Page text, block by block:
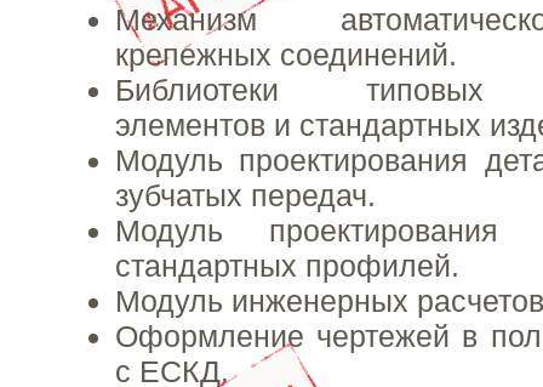
Механизм
крепежных соединений.
Библиотеки типовых
элементов и стандартных
Модуль проектирования
зубчатых передач.
Модуль проектирования
стандартных профилей.
Модуль инженерных
Оформление чертежей в
с ЕСКД.